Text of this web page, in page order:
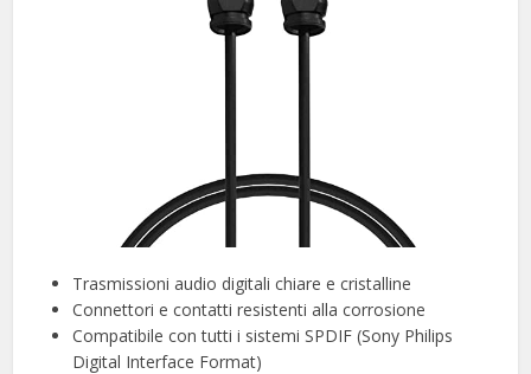
Trasmissioni audio digitali chiare e cristalline
Connettori e contatti resistenti alla corrosione
Compatibile con tutti i sistemi SPDIF (Sony Philips
Digital Interface Format)